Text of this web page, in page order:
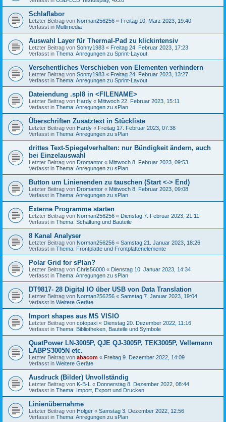
Schlaflabor
Letzter Beitrag von Norman256256 « Freitag 10. März 2023, 19:40
Verfasst in Multimedia
Auswahl Layer für Thermal-Pad zu klickintensiv
Letzter Beitrag von Sonny1983 « Freitag 24. Februar 2023, 17:23
Verfasst in Thema: Anregungen zu Sprint-Layout
Versehentliches Verschieben von Elementen verhindern
Letzter Beitrag von Sonny1983 « Freitag 24. Februar 2023, 13:27
Verfasst in Thema: Anregungen zu Sprint-Layout
Dateiendung .spl8 in <FILENAME>
Letzter Beitrag von Hardy « Mittwoch 22. Februar 2023, 15:11
Verfasst in Thema: Anregungen zu sPlan
Überschriften Zusatztext in Stückliste
Letzter Beitrag von Hardy « Freitag 17. Februar 2023, 07:38
Verfasst in Thema: Anregungen zu sPlan
drittes Text-Spiegelverhalten: nur Bündigkeit ändern, auch
bei Einzelauswahl
Letzter Beitrag von Dromantor « Mittwoch 8. Februar 2023, 09:53
Verfasst in Thema: Anregungen zu sPlan
Button um Linienenden zu tauschen (Start <-> End)
Letzter Beitrag von Dromantor « Mittwoch 8. Februar 2023, 09:08
Verfasst in Thema: Anregungen zu sPlan
Externe Programme starten
Letzter Beitrag von Norman256256 « Dienstag 7. Februar 2023, 21:11
Verfasst in Thema: Schaltung und Bauteile
8 Kanal Analyser
Letzter Beitrag von Norman256256 « Samstag 21. Januar 2023, 18:26
Verfasst in Thema: Frontplatte und Frontplattenelemente
Polar Grid for sPlan?
Letzter Beitrag von Chris56000 « Dienstag 10. Januar 2023, 14:34
Verfasst in Thema: Anregungen zu sPlan
DT9817- 28 Digital IO über USB von Data Translation
Letzter Beitrag von Norman256256 « Samstag 7. Januar 2023, 19:04
Verfasst in Weitere Geräte
Import shapes aus MS VISIO
Letzter Beitrag von cotopaxi « Dienstag 20. Dezember 2022, 11:16
Verfasst in Thema: Bibliotheken, Bauteile und Symbole
QuatPower LN-3005P, QJE QJ-3005P, TEK3005P, Vellemann
LABPS3005N etc.
Letzter Beitrag von abacom « Freitag 9. Dezember 2022, 14:09
Verfasst in Weitere Geräte
Ausdruck (Bilder) Unvollständig
Letzter Beitrag von K-B-L « Donnerstag 8. Dezember 2022, 08:44
Verfasst in Thema: Import, Export und Drucken
Linienübernahme
Letzter Beitrag von Holger « Samstag 3. Dezember 2022, 12:56
Verfasst in Thema: Anregungen zu sPlan